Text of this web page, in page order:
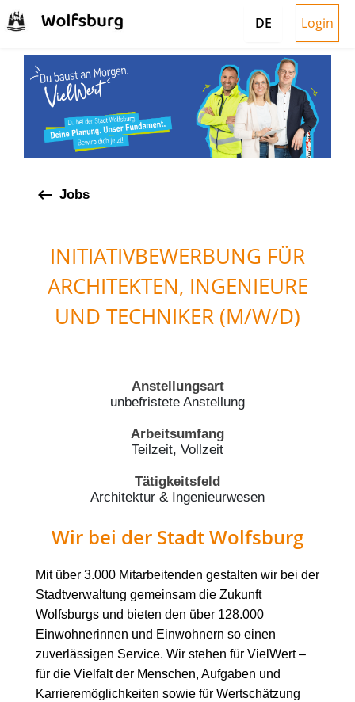
DE Login
keyboard_backspace Jobs
INITIATIVBEWERBUNG FÜR
ARCHITEKTEN, INGENIEURE
UND TECHNIKER (M/W/D)
Anstellungsart
unbefristete Anstellung
Arbeitsumfang
Teilzeit, Vollzeit
Tätigkeitsfeld
Architektur & Ingenieurwesen
Wir bei der Stadt Wolfsburg
Mit über 3.000 Mitarbeitenden gestalten wir bei der
Stadtverwaltung gemeinsam die Zukunft
Wolfsburgs und bieten den über 128.000
Einwohnerinnen und Einwohnern so einen
zuverlässigen Service. Wir stehen für VielWert –
für die Vielfalt der Menschen, Aufgaben und
Karrieremöglichkeiten sowie für Wertschätzung